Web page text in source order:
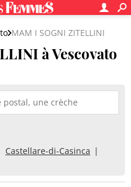
MAM I SOGNI ZITELLINI
à Vescovato
Castellare-di-Casinca